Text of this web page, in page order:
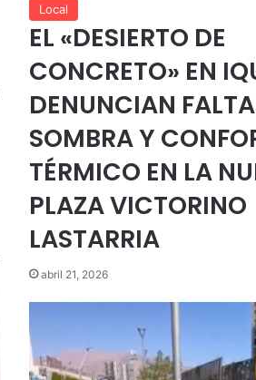
Local
EL «DESIERTO DE
CONCRETO» EN
DENUNCIAN
SOMBRA Y
TÉRMICO EN LA
PLAZA VICTORINO
LASTARRIA
abril 21, 2026